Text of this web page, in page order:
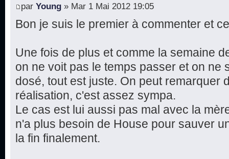
par Young » Mar 1 Mai 2012 19:05
Bon je suis le premier à commenter et
Une fois de plus et comme la semaine
on ne voit pas le temps passer et on ne
dosé, tout est juste. On peut remarquer
réalisation, c'est assez sympa.
Le cas est lui aussi pas mal avec la
n'a plus besoin de House pour sauver
la fin finalement.